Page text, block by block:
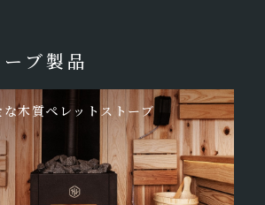
ブ製品
な木質ペレットストーブ